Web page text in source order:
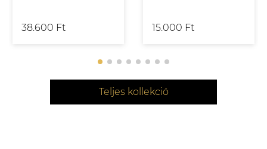
38.600 Ft 15.000 Ft
Teljes kollekció